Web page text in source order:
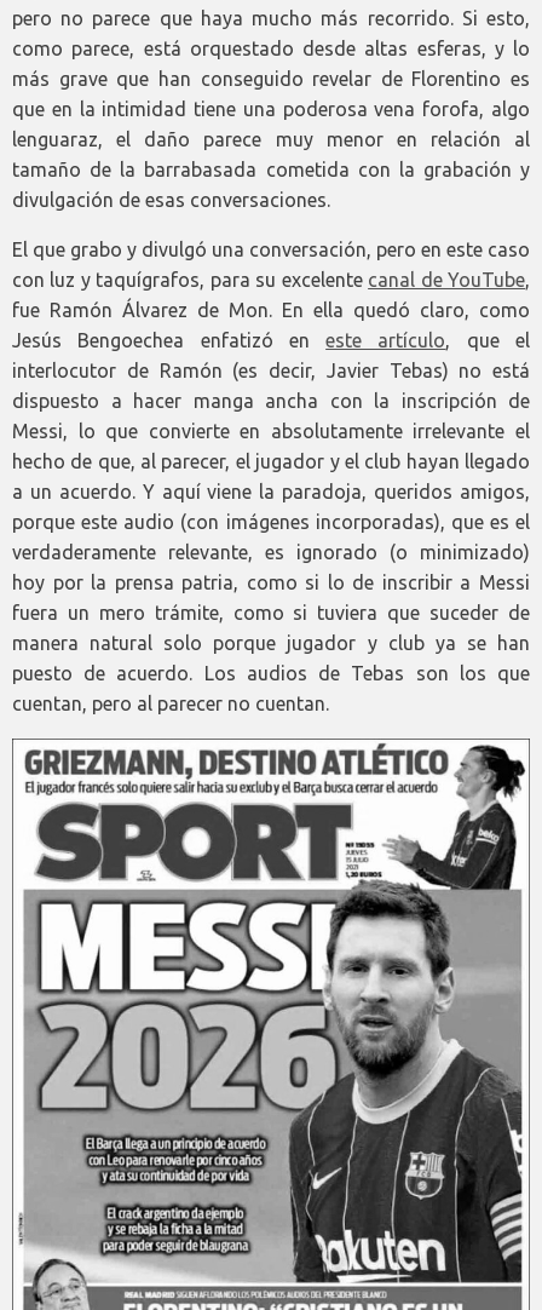
pero no parece que haya mucho más recorrido. Si esto,
como parece, está orquestado desde altas esferas, y lo
más grave que han conseguido revelar de Florentino es
que en la intimidad tiene una poderosa vena forofa, algo
lenguaraz, el daño parece muy menor en relación al
tamaño de la barrabasada cometida con la grabación y
divulgación de esas conversaciones.
El que grabo y divulgó una conversación, pero en este caso
con luz y taquígrafos, para su excelente canal de YouTube
fue Ramón Álvarez de Mon. En ella quedó claro, como
Jesús Bengoechea enfatizó eneste artículo , que el
interlocutor de Ramón (es decir, Javier Tebas) no está
dispuesto a hacer manga ancha con la inscripción de
Messi, lo que convierte en absolutamente irrelevante el
hecho de que, al parecer, el jugador y el club hayan llegado
a un acuerdo. Y aquí viene la paradoja, queridos amigos,
porque este audio (con imágenes incorporadas), que es el
verdaderamente relevante, es ignorado (o minimizado)
hoy por la prensa patria, como si lo de inscribir a Messi
fuera un mero trámite, como si tuviera que suceder de
manera natural solo porque jugador y club ya se han
puesto de acuerdo. Los audios de Tebas son los que
cuentan, pero al parecer no cuentan.